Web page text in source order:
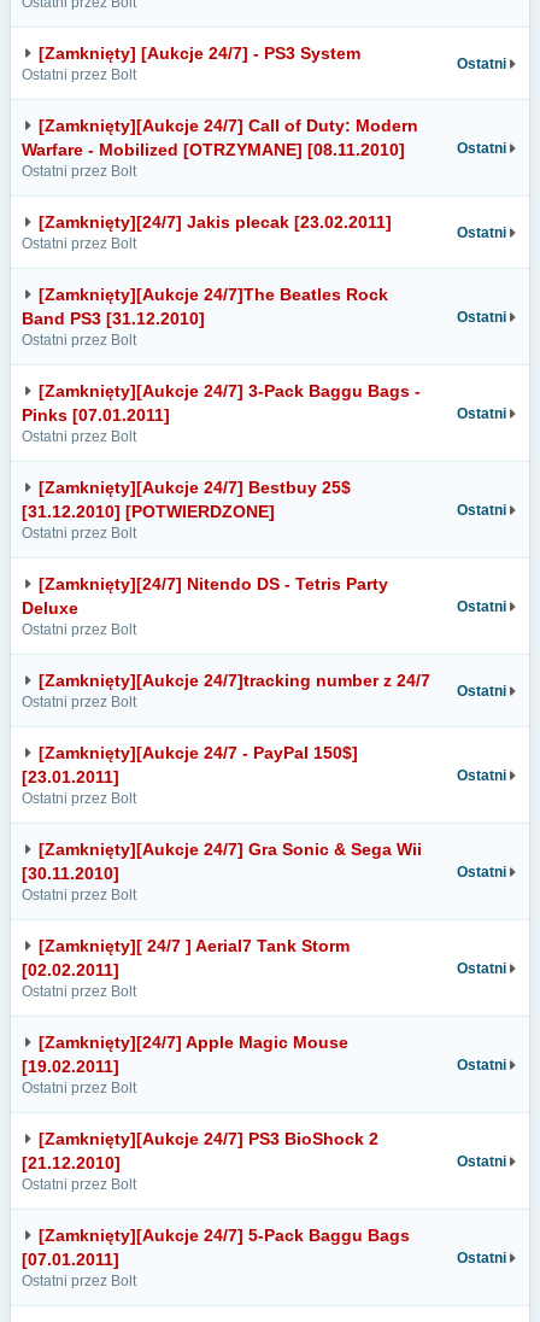
[Zamknięty] [Aukcje 24/7] - PS3 System
Ostatni przez Bolt
Ostatni
[Zamknięty][Aukcje 24/7] Call of Duty: Modern
Warfare - Mobilized [OTRZYMANE] [08.11.2010]
Ostatni przez Bolt
Ostatni
[Zamknięty][24/7] Jakis plecak [23.02.2011]
Ostatni przez Bolt
Ostatni
[Zamknięty][Aukcje 24/7]The Beatles Rock
Band PS3 [31.12.2010]
Ostatni przez Bolt
Ostatni
[Zamknięty][Aukcje 24/7] 3-Pack Baggu Bags -
Pinks [07.01.2011]
Ostatni przez Bolt
Ostatni
[Zamknięty][Aukcje 24/7] Bestbuy 25$
[31.12.2010] [POTWIERDZONE]
Ostatni przez Bolt
Ostatni
[Zamknięty][24/7] Nitendo DS - Tetris Party
Deluxe
Ostatni przez Bolt
Ostatni
[Zamknięty][Aukcje 24/7]tracking number z 24/7
Ostatni przez Bolt
Ostatni
[Zamknięty][Aukcje 24/7 - PayPal 150$]
[23.01.2011]
Ostatni przez Bolt
Ostatni
[Zamknięty][Aukcje 24/7] Gra Sonic & Sega Wii
[30.11.2010]
Ostatni przez Bolt
Ostatni
[Zamknięty][ 24/7 ] Aerial7 Tank Storm
[02.02.2011]
Ostatni przez Bolt
Ostatni
[Zamknięty][24/7] Apple Magic Mouse
[19.02.2011]
Ostatni przez Bolt
Ostatni
[Zamknięty][Aukcje 24/7] PS3 BioShock 2
[21.12.2010]
Ostatni przez Bolt
Ostatni
[Zamknięty][Aukcje 24/7] 5-Pack Baggu Bags
[07.01.2011]
Ostatni przez Bolt
Ostatni